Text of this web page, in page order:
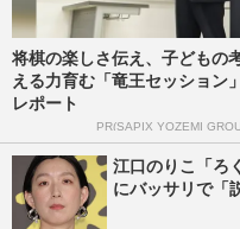
将棋の楽しさ伝え、子どもの
える力育む「竜王セッション」
レポート
PR(SAPIX YOZEMI
江口のりこ「ろ
にバッサリで「